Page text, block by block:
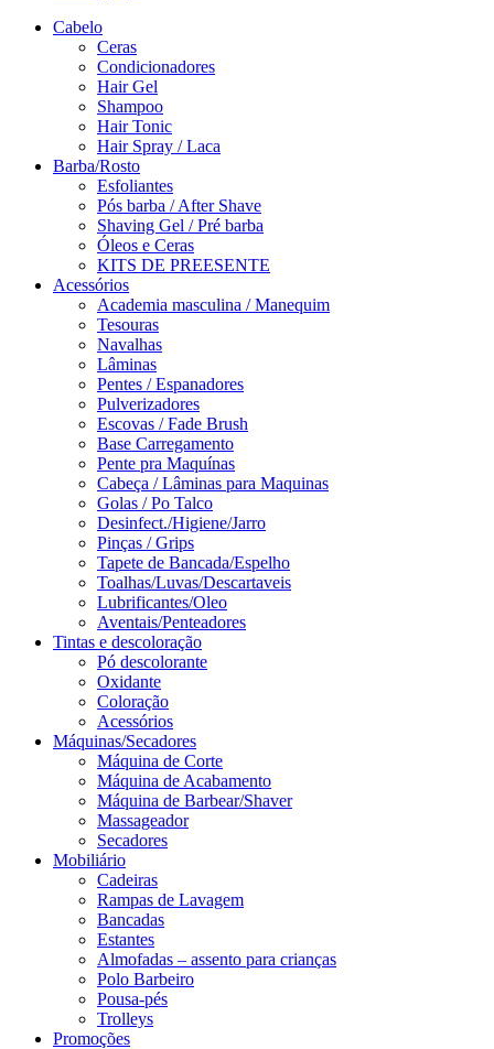
Cabelo
Ceras
Condicionadores
Hair Gel
Shampoo
Hair Tonic
Hair Spray / Laca
Barba/Rosto
Esfoliantes
Pós barba / After Shave
Shaving Gel / Pré barba
Óleos e Ceras
KITS DE PREESENTE
Acessórios
Academia masculina / Manequim
Tesouras
Navalhas
Lâminas
Pentes / Espanadores
Pulverizadores
Escovas / Fade Brush
Base Carregamento
Pente pra Maquínas
Cabeça / Lâminas para Maquinas
Golas / Po Talco
Desinfect./Higiene/Jarro
Pinças / Grips
Tapete de Bancada/Espelho
Toalhas/Luvas/Descartaveis
Lubrificantes/Oleo
Aventais/Penteadores
Tintas e descoloração
Pó descolorante
Oxidante
Coloração
Acessórios
Máquinas/Secadores
Máquina de Corte
Máquina de Acabamento
Máquina de Barbear/Shaver
Massageador
Secadores
Mobiliário
Cadeiras
Rampas de Lavagem
Bancadas
Estantes
Almofadas – assento para crianças
Polo Barbeiro
Pousa-pés
Trolleys
Promoções